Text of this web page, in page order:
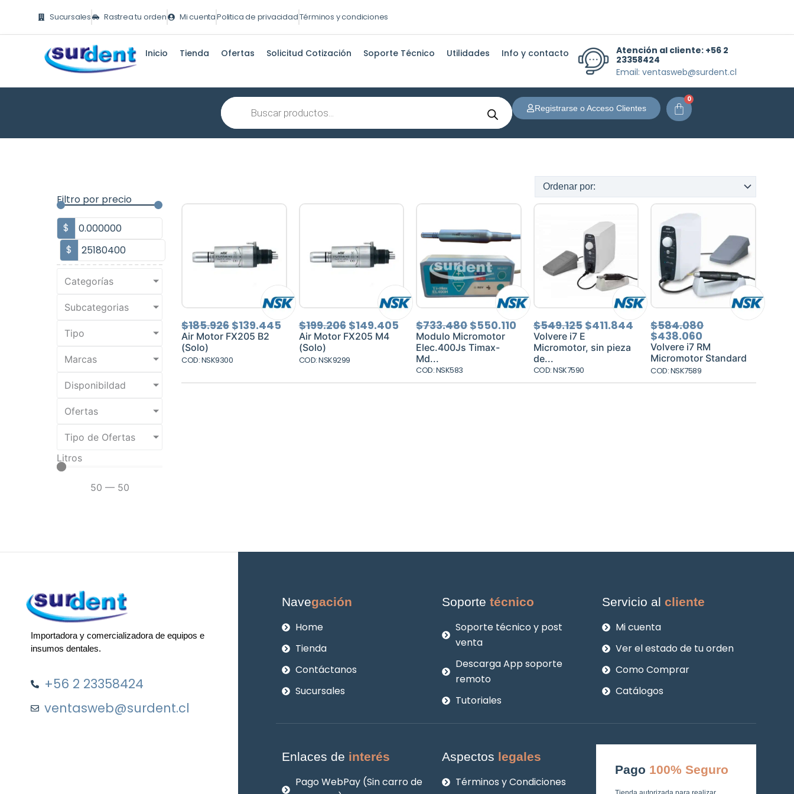
contenido
Sucursales Rastrea tu orden Mi cuentaPolitica de privacidadTérminos y condiciones
Inicio Tienda Ofertas Solicitud Cotización Soporte Técnico Utilidades Info y contacto Atención al cliente: +56 2
23358424
Email: ventasweb@surdent.cl
Búsqueda
de
productos
Registrarse o Acceso Clientes
0
Carrito
Filtro por precio
$
$
Categorías
Subcategorias
Tipo
Marcas
Disponibildad
Ofertas
Tipo de Ofertas
Litros
50 — 50
$185.926El
precio
era:
$185.926.
$139.445
precio
actual
$139.445.
Air Motor FX205 B2
(Solo)
COD: NSK9300
$199.206 El
precio
era:
$199.206.
$149.405El
precio
actual
$149.405.
Air Motor FX205 M4
(Solo)
COD: NSK9299
$733.480El
precio
original
$550.110
precio
actual
$550.110.
Modulo Micromotor
Elec.400Js Timax-
Md...
COD: NSK583
$549.125 El
precio
original
era:
$411.844El
precio
actual
$411.844.
Volvere i7 E
Micromotor, sin pieza
de...
COD: NSK7590
$584.080El
original
era:
$438.060
El
actual
es:
Volvere i7 RM
Micromotor Standard
COD: NSK7589
Importadora y comercializadora de equipos e
insumos dentales.
+56 2 23358424
ventasweb@surdent.cl
Navegación
Home
Tienda
Contáctanos
Sucursales
Soportetécnico
Soporte técnico y post
venta
Descarga App soporte
remoto
Tutoriales
Servicio alcliente
Mi cuenta
Ver el estado de tu orden
Como Comprar
Catálogos
Enlaces de interés
Pago WebPay (Sin carro de
Aspectos legales
Términos y Condiciones
Pago 100% Seguro